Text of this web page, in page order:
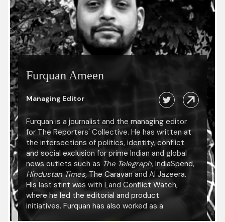
Furquan Ameen
Managing Editor
Furquan is a journalist and the managing editor
for The Reporters' Collective. He has written at
the intersections of politics, identity, conflict
and social exclusion for prime Indian and global
news outlets such as The Telegraph, IndiaSpend,
Hindustan Times, The Caravan and Al Jazeera.
His last stint was with Land Conflict Watch,
where he led the editorial and product
initiatives. Furquan has also worked as a
researcher with the International Center for